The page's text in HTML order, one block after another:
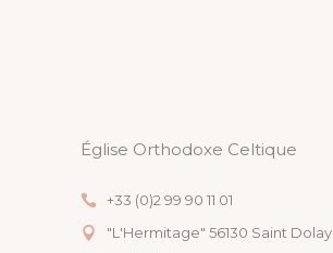
Église Orthodoxe Celtique
+33 (0)2 99 90 11 01
"L'Hermitage" 56130 Saint Dolay